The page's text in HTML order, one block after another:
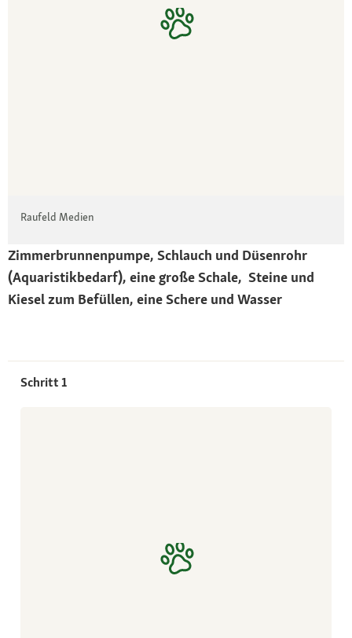
Raufeld Medien
Zimmerbrunnenpumpe, Schlauch und Düsenrohr
(Aquaristikbedarf), eine große Schale, Steine und
Kiesel zum Befüllen, eine Schere und Wasser
Schritt 1